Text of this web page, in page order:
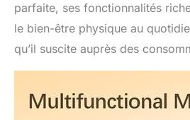
parfaite, ses fonctionnalités
le bien-être physique au
qu’il suscite auprès des